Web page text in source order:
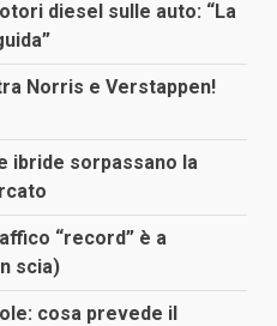
diesel sulle auto: “La
Norris e Verstappen!
ibride sorpassano la
“record” è a
scia)
cosa prevede il